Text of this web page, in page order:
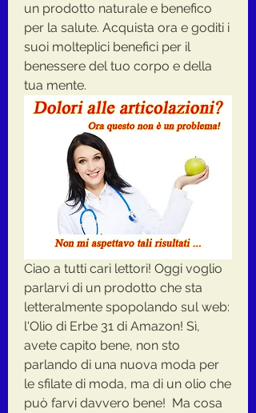
un prodotto naturale e benefico
per la salute. Acquista ora e goditi i
suoi molteplici benefici per il
benessere del tuo corpo e della
tua mente.
Ciao a tutti cari lettori! Oggi voglio
parlarvi di un prodotto che sta
letteralmente spopolando sul web:
l'Olio di Erbe 31 di Amazon! Sì,
avete capito bene, non sto
parlando di una nuova moda per
le sfilate di moda, ma di un olio che
può farvi davvero bene!  Ma cosa